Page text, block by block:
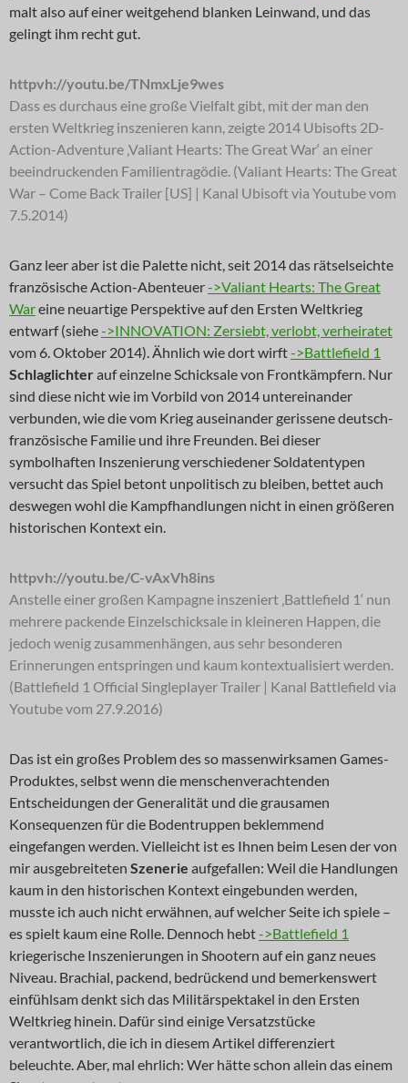
malt also auf einer weitgehend blanken Leinwand, und das
gelingt ihm recht gut.
httpvh://youtu.be/TNmxLje9wes
Dass es durchaus eine große Vielfalt gibt, mit der man den
ersten Weltkrieg inszenieren kann, zeigte 2014 Ubisofts 2D-
Action-Adventure ‚Valiant Hearts: The Great War‘ an einer
beeindruckenden Familientragödie. (Valiant Hearts: The Great
War – Come Back Trailer [US] | Kanal Ubisoft via Youtube vom
7.5.2014)
Ganz leer aber ist die Palette nicht, seit 2014 das rätselseichte
französische Action-Abenteuer->Valiant Hearts: The Great
Wareine neuartige Perspektive auf den Ersten Weltkrieg
entwarf (siehe->INNOVATION: Zersiebt, verlobt, verheiratet
vom 6. Oktober 2014). Ähnlich wie dort wirft->Battlefield 1
Schlaglichterauf einzelne Schicksale von Frontkämpfern. Nur
sind diese nicht wie im Vorbild von 2014 untereinander
verbunden, wie die vom Krieg auseinander gerissene deutsch-
französische Familie und ihre Freunden. Bei dieser
symbolhaften Inszenierung verschiedener Soldatentypen
versucht das Spiel betont unpolitisch zu bleiben, bettet auch
deswegen wohl die Kampfhandlungen nicht in einen größeren
historischen Kontext ein.
httpvh://youtu.be/C-vAxVh8ins
Anstelle einer großen Kampagne inszeniert ‚Battlefield 1‘ nun
mehrere packende Einzelschicksale in kleineren Happen, die
jedoch wenig zusammenhängen, aus sehr besonderen
Erinnerungen entspringen und kaum kontextualisiert werden.
(Battlefield 1 Official Singleplayer Trailer | Kanal Battlefield via
Youtube vom 27.9.2016)
Das ist ein großes Problem des so massenwirksamen Games-
Produktes, selbst wenn die menschenverachtenden
Entscheidungen der Generalität und die grausamen
Konsequenzen für die Bodentruppen beklemmend
eingefangen werden. Vielleicht ist es Ihnen beim Lesen der von
mir ausgebreiteten Szenerie aufgefallen: Weil die Handlungen
kaum in den historischen Kontext eingebunden werden,
musste ich auch nicht erwähnen, auf welcher Seite ich spiele –
es spielt kaum eine Rolle. Dennoch hebt->Battlefield 1
kriegerische Inszenierungen in Shootern auf ein ganz neues
Niveau. Brachial, packend, bedrückend und bemerkenswert
einfühlsam denkt sich das Militärspektakel in den Ersten
Weltkrieg hinein. Dafür sind einige Versatzstücke
verantwortlich, die ich in diesem Artikel differenziert
beleuchte. Aber, mal ehrlich: Wer hätte schon allein das einem